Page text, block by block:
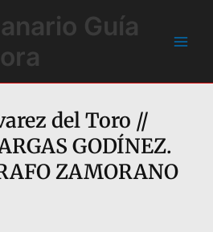
Guía
del Toro //
GODÍNEZ.
ZAMORANO